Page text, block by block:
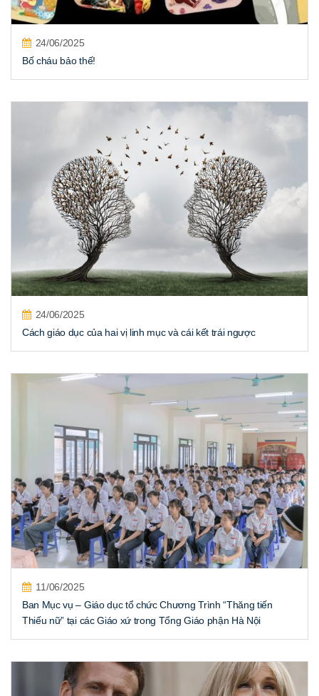
24/06/2025
Bố cháu bảo thế!
24/06/2025
Cách giáo dục của hai vị linh mục và cái kết trái ngược
11/06/2025
Ban Mục vụ – Giáo dục tổ chức Chương Trình “Thăng tiến
Thiếu nữ” tại các Giáo xứ trong Tổng Giáo phận Hà Nội